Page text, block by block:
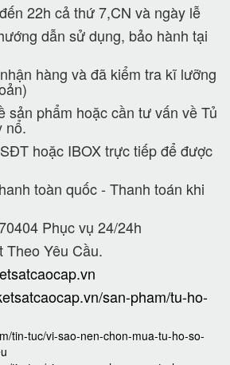
22h cả thứ 7,CN và ngày lễ
dẫn sử dụng, bảo hành tại
hàng và đã kiểm tra kĩ lưỡng
sản phẩm hoặc cần tư vấn về Tủ
nổ.
hoặc IBOX trực tiếp để được
toàn quốc - Thanh toán khi
Phục vụ 24/24h
Theo Yêu Cầu.
san-pham/tu-ho-
tin-tuc/vi-sao-nen-chon-mua-tu-ho-so-